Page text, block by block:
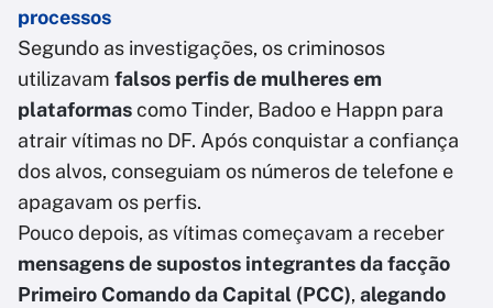
processos
Segundo as investigações, os criminosos
utilizavam falsos perfis de mulheres em
plataformascomo Tinder, Badoo e Happn para
atrair vítimas no DF. Após conquistar a confiança
dos alvos, conseguiam os números de telefone e
apagavam os perfis.
Pouco depois, as vítimas começavam a receber
mensagens de supostos integrantes da facção
Primeiro Comando da Capital (PCC), alegando